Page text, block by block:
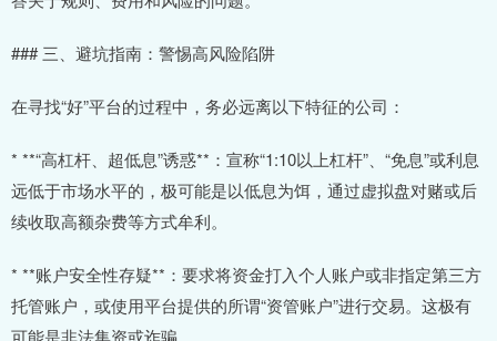
### 三、避坑指南：警惕高风险陷阱
在寻找“好”平台的过程中，务必远离以下特征的公司：
* **“高杠杆、超低息”诱惑**：宣称“1:10以上杠杆”、“免息”或利息
远低于市场水平的，极可能是以低息为饵，通过虚拟盘对赌或后
续收取高额杂费等方式牟利。
* **账户安全性存疑**：要求将资金打入个人账户或非指定第三方
托管账户，或使用平台提供的所谓“资管账户”进行交易。这极有